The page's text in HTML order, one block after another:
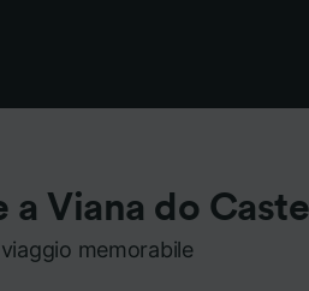
a Viana do
memorabile